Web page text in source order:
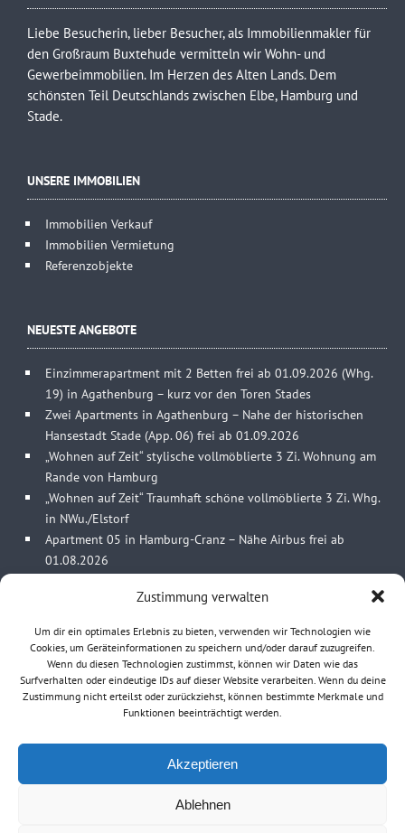
Zustimmung verwalten
Um dir ein optimales Erlebnis zu bieten, verwenden wir Technologien wie
Cookies, um Geräteinformationen zu speichern und/oder darauf zuzugreifen.
Wenn du diesen Technologien zustimmst, können wir Daten wie das
Surfverhalten oder eindeutige IDs auf dieser Website verarbeiten. Wenn du deine
Zustimmung nicht erteilst oder zurückziehst, können bestimmte Merkmale und
Funktionen beeinträchtigt werden.
Akzeptieren
Ablehnen
Liebe Besucherin, lieber Besucher, als Immobilienmakler für
den Großraum Buxtehude vermitteln wir Wohn- und
Gewerbeimmobilien. Im Herzen des Alten Lands. Dem
schönsten Teil Deutschlands zwischen Elbe, Hamburg und
Stade.
UNSERE IMMOBILIEN
Immobilien Verkauf
Immobilien Vermietung
Referenzobjekte
NEUESTE ANGEBOTE
Einzimmerapartment mit 2 Betten frei ab 01.09.2026 (Whg.
19) in Agathenburg – kurz vor den Toren Stades
Zwei Apartments in Agathenburg – Nahe der historischen
Hansestadt Stade (App. 06) frei ab 01.09.2026
„Wohnen auf Zeit“ stylische vollmöblierte 3 Zi. Wohnung am
Rande von Hamburg
„Wohnen auf Zeit“ Traumhaft schöne vollmöblierte 3 Zi. Whg.
in NWu./Elstorf
Apartment 05 in Hamburg-Cranz – Nähe Airbus frei ab
01.08.2026
UNSERE KONTAKTDATEN
Estetal Immobilien
M. Ulrich
info@estetal-immobilien.de